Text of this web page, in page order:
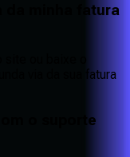
da minha fatura
ou baixe o
via da sua fatura
o suporte